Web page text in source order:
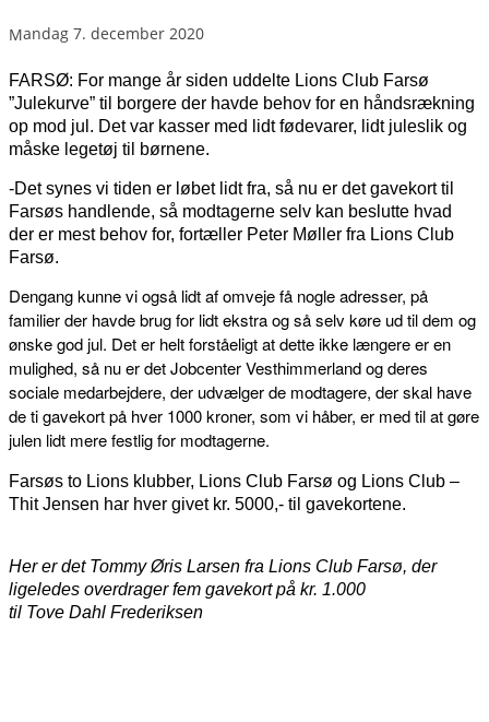
mandag 7. december 2020
FARSØ: For mange år siden uddelte Lions Club Farsø
”Julekurve” til borgere der havde behov for en håndsrækning
op mod jul. Det var kasser med lidt fødevarer, lidt juleslik og
måske legetøj til børnene.
-Det synes vi tiden er løbet lidt fra, så nu er det gavekort til
Farsøs handlende, så modtagerne selv kan beslutte hvad
der er mest behov for, fortæller Peter Møller fra Lions Club
Farsø.
Dengang kunne vi også lidt af omveje få nogle adresser, på
familier der havde brug for lidt ekstra og så selv køre ud til dem og
ønske god jul. Det er helt forståeligt at dette ikke længere er en
mulighed, så nu er det Jobcenter Vesthimmerland og deres
sociale medarbejdere, der udvælger de modtagere, der skal have
de ti gavekort på hver 1000 kroner, som vi håber, er med til at gøre
julen lidt mere festlig for modtagerne.
Farsøs to Lions klubber, Lions Club Farsø og Lions Club –
Thit Jensen har hver givet kr. 5000,- til gavekortene.
Her er det Tommy Øris Larsen fra Lions Club Farsø, der
ligeledes overdrager fem gavekort på kr. 1.000
til Tove Dahl Frederiksen